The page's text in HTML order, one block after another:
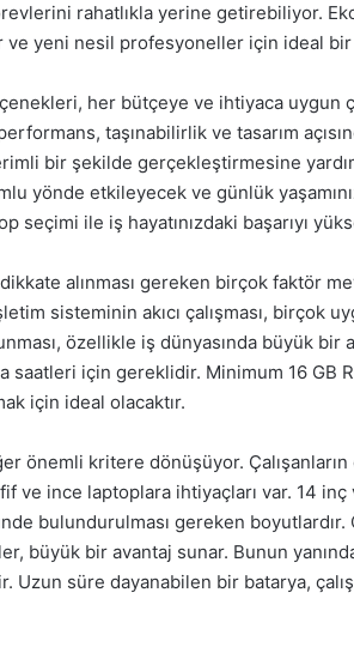
rahatlıkla yerine getirebiliyor.
yeni nesil profesyoneller için ideal
her bütçeye ve ihtiyaca uygun
taşınabilirlik ve tasarım
bir şekilde gerçekleştirmesine
yönde etkileyecek ve günlük
seçimi ile iş hayatınızdaki başarıyı
alınması gereken birçok faktör
sisteminin akıcı çalışması, birçok
özellikle iş dünyasında büyük bir
saatleri için gereklidir. Minimum 16 GB
için ideal olacaktır.
önemli kritere dönüşüyor.
ve ince laptoplara ihtiyaçları var. 14
bulundurulması gereken boyutlardır.
büyük bir avantaj sunar. Bunun
süre dayanabilen bir batarya,